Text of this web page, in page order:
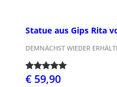
Statue aus Gips Rita
DEMNÄCHST WIEDER
€ 59,90